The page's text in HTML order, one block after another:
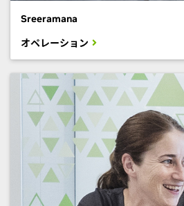
Sreeramana
オペレーション